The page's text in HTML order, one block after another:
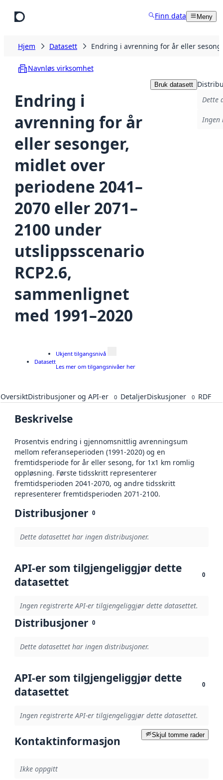
Finn data Meny
Hjem Datasett Endring i avrenning for år eller
Navnløs virksomhet
Endring i
avrenning for år
eller sesonger,
midlet over
periodene 2041–
2070 eller 2071–
2100 under
utslippsscenario
RCP2.6,
sammenlignet
med 1991–2020
Bruk datasett
Dette
Ingen
Datasett
Ukjent tilgangsnivå
Les mer om tilgangsnivåer her
OversiktDistribusjoner og API-er 0 DetaljerDiskusjoner 0 RDF
Beskrivelse
Prosentvis endring i gjennomsnittlig avrenningsum
mellom referanseperioden (1991-2020) og en
fremtidsperiode for år eller sesong, for 1x1 km romlig
oppløsning. Første tidsskritt representerer
fremtidsperioden 2041-2070, og andre tidsskritt
representerer fremtidsperioden 2071-2100.
Distribusjoner 0
Dette datasettet har ingen distribusjoner.
API-er som tilgjengeliggjør dette
datasettet
0
Ingen registrerte API-er tilgjengeliggjør dette datasettet.
Distribusjoner 0
Dette datasettet har ingen distribusjoner.
API-er som tilgjengeliggjør dette
datasettet
0
Ingen registrerte API-er tilgjengeliggjør dette datasettet.
Skjul tomme rader
Kontaktinformasjon
Ikke oppgitt